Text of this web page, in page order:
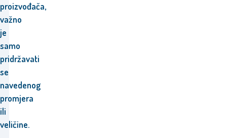
proizvođača,
važno
je
samo
pridržavati
se
navedenog
promjera
ili
veličine.